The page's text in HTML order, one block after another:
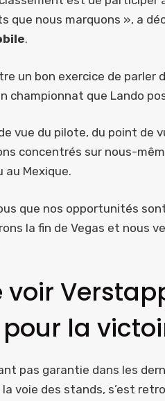
que nous marquons », a
.
un bon exercice de parler
championnat que Lando
vue du pilote, du point de
concentrés sur nous-
au Mexique.
que nos opportunités
la fin de Vegas et nous
la
pas garantie dans les
voie des stands, s’est